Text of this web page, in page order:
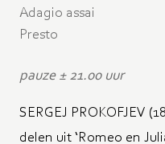
Adagio assai
Presto
pauze ± 21.00 uur
SERGEJ PROKOFJEV
delen uit ‘Romeo en